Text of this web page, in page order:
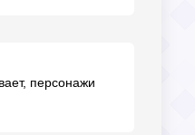
персонажи